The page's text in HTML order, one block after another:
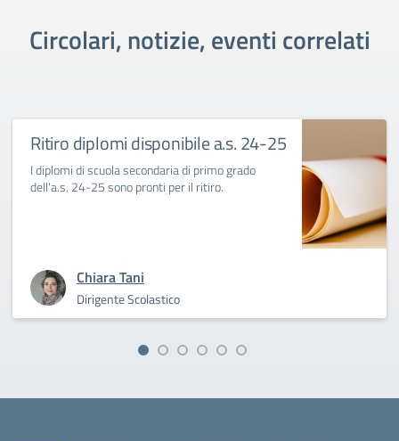
Circolari, notizie, eventi correlati
Ritiro diplomi disponibile a.s. 24-25
I diplomi di scuola secondaria di primo grado
dell'a.s. 24-25 sono pronti per il ritiro.
Chiara Tani
Dirigente Scolastico